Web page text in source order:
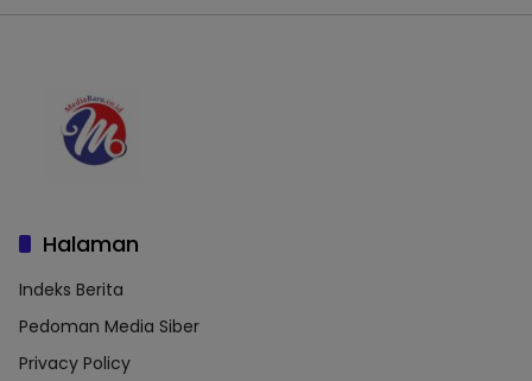
Halaman
Indeks Berita
Pedoman Media Siber
Privacy Policy